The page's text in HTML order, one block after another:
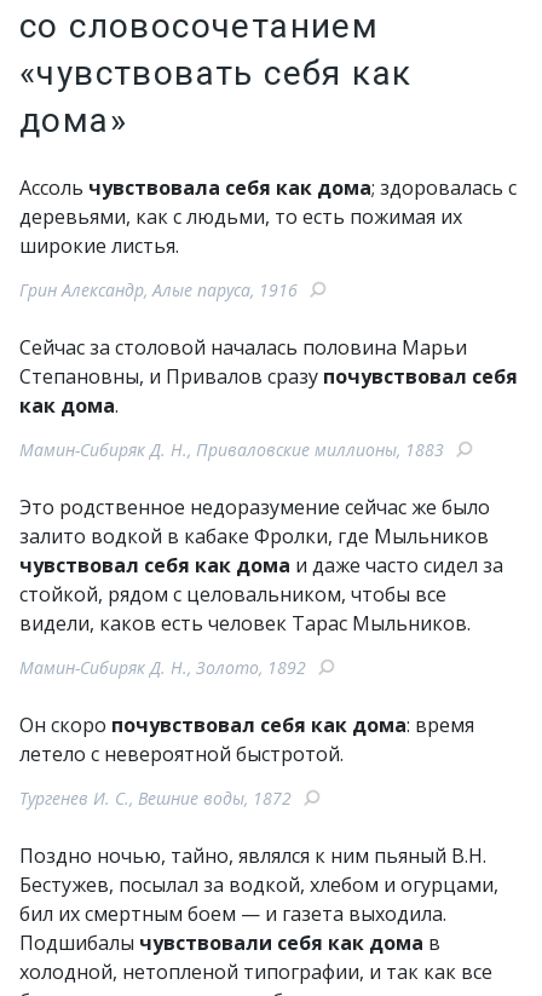
со словосочетанием
«чувствовать себя как
дома»
Ассоль чувствовала себя как дома; здоровалась с
деревьями, как с людьми, то есть пожимая их
широкие листья.
Грин Александр, Алые паруса, 1916
Сейчас за столовой началась половина Марьи
Степановны, и Привалов сразу почувствовал себя
как дома.
Мамин-Сибиряк Д. Н., Приваловские миллионы, 1883
Это родственное недоразумение сейчас же было
залито водкой в кабаке Фролки, где Мыльников
чувствовал себя как дома и даже часто сидел за
стойкой, рядом с целовальником, чтобы все
видели, каков есть человек Тарас Мыльников.
Мамин-Сибиряк Д. Н., Золото, 1892
Он скоро почувствовал себя как дома: время
летело с невероятной быстротой.
Тургенев И. С., Вешние воды, 1872
Поздно ночью, тайно, являлся к ним пьяный В.Н.
Бестужев, посылал за водкой, хлебом и огурцами,
бил их смертным боем — и газета выходила.
Подшибалы чувствовали себя как дома в
холодной, нетопленой типографии, и так как все